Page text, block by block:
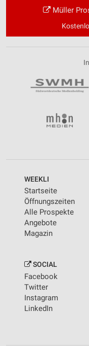
Müller
WEEKLI
Startseite
Öffnungszeiten
Alle Prospekte
Angebote
Magazin
SOCIAL
Facebook
Twitter
Instagram
LinkedIn